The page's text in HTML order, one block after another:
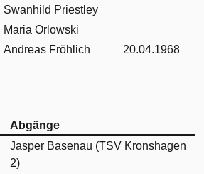
Swanhild Priestley
Maria Orlowski
Andreas Fröhlich 20.04.1968
Abgänge
Jasper Basenau (TSV Kronshagen
2)